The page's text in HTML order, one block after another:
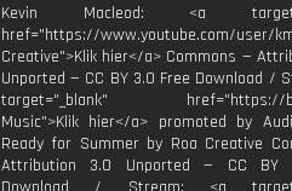
Kevin Macleod: <a
href="https://www.youtube.com/user/
Creative">Klik hier</a> Commons —
Unported — CC BY 3.0 Free Download /
target="_blank" href="https://
Music">Klik hier</a> promoted by
Ready for Summer by Roa Creative
Attribution 3.0 Unported — CC BY